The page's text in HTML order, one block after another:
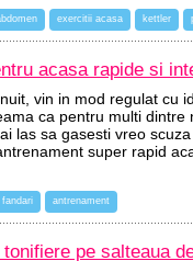
exercitii acasa kettler
acasa rapide si
vin in mod regulat cu
ca pentru multi
las sa gasesti vreo
super rapid
fandari antrenament
pe salteaua